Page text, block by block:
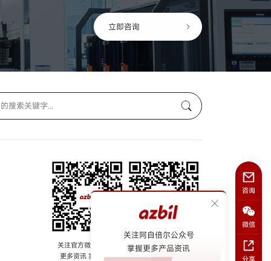
立即咨询
关注阿自倍尔公众号
掌握更多产品资讯
关注官方微信公众号
更多资讯 实时掌握
关注阿自倍尔azbil
视频号
咨询
微信
分享